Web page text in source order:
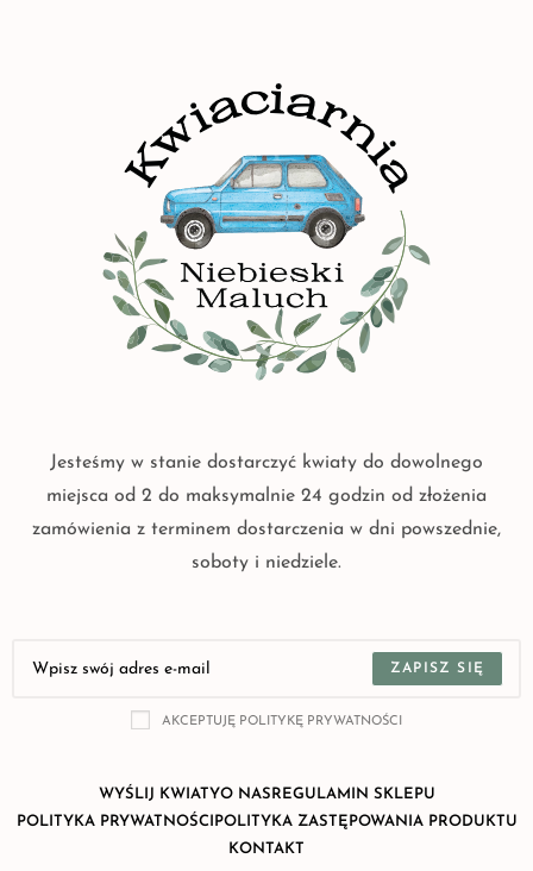
Jesteśmy w stanie dostarczyć kwiaty do dowolnego
miejsca od 2 do maksymalnie 24 godzin od złożenia
zamówienia z terminem dostarczenia w dni powszednie,
soboty i niedziele.
ZAPISZ SIĘ
AKCEPTUJĘ POLITYKĘ PRYWATNOŚCI
WYŚLIJ KWIATYO NAS REGULAMIN SKLEPU
POLITYKA PRYWATNOŚCI POLITYKA ZASTĘPOWANIA PRODUKTU
KONTAKT